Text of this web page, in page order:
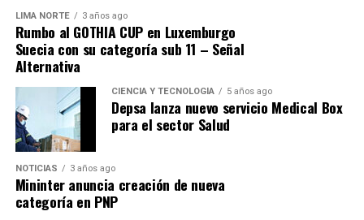
LIMA NORTE 3 años ago
Rumbo al GOTHIA CUP en Luxemburgo
Suecia con su categoría sub 11 – Señal
Alternativa
CIENCIA Y TECNOLOGÍA 5 años ago
Depsa lanza nuevo servicio Medical Box
para el sector Salud
NOTICIAS 3 años ago
Mininter anuncia creación de nueva
categoría en PNP